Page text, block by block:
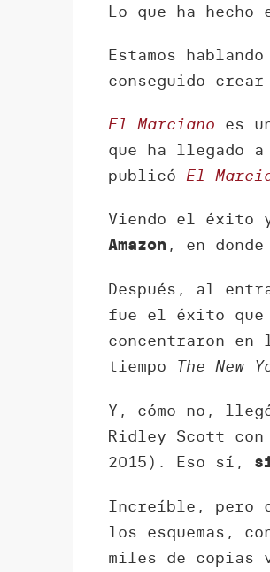
Lo que ha
Estamos
conseguido
El Marciano es
que ha llegado
publicóEl
Viendo el éxito
Amazon , en
Después, al
fue el éxito que
concentraron
tiempo The New
Y, cómo no,
Ridley Scott
2015). Eso sí,
Increíble, pero
los esquemas,
miles de copias